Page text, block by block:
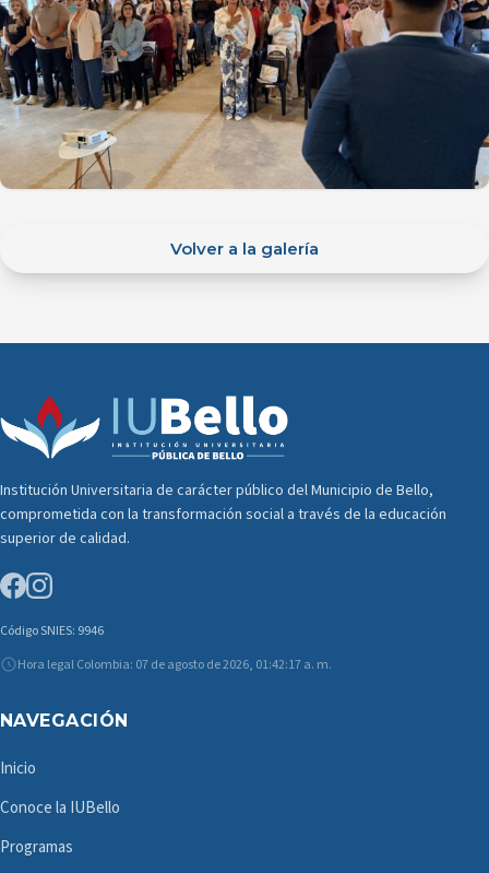
Volver a la galería
Institución Universitaria de carácter público del Municipio de Bello,
comprometida con la transformación social a través de la educación
superior de calidad.
Código SNIES: 9946
Hora legal Colombia: 07 de agosto de 2026, 01:42:17 a. m.
NAVEGACIÓN
Inicio
Conoce la IUBello
Programas